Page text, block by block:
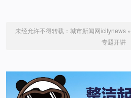
未经允许不得转载： 城市新闻网icitynews »
专题开讲